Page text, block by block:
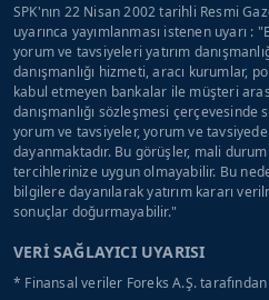
SPK'nın 22 Nisan 2002 tarihli Resmi
uyarınca yayımlanması istenen uyarı :
yorum ve tavsiyeleri yatırım
danışmanlığı hizmeti, aracı kurumlar,
kabul etmeyen bankalar ile müşteri
danışmanlığı sözleşmesi çerçevesinde
yorum ve tavsiyeler, yorum ve
dayanmaktadır. Bu görüşler, mali
tercihlerinize uygun olmayabilir. Bu
bilgilere dayanılarak yatırım kararı
sonuçlar doğurmayabilir."
VERİ SAĞLAYICI UYARISI
* Finansal veriler Foreks A.Ş.